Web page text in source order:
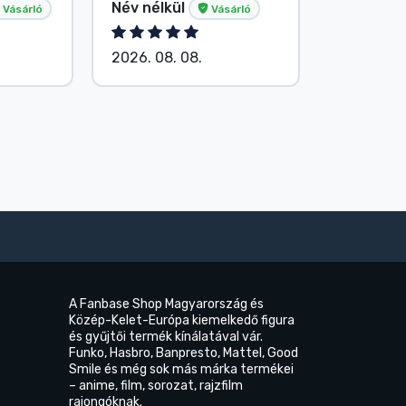
Vásárló Név nélkül Vásárló
2026. 08. 08.
A Fanbase Shop Magyarország és
Közép-Kelet-Európa kiemelkedő figura
és gyűjtői termék kínálatával vár.
Funko, Hasbro, Banpresto, Mattel, Good
Smile és még sok más márka termékei
– anime, film, sorozat, rajzfilm
rajongóknak.